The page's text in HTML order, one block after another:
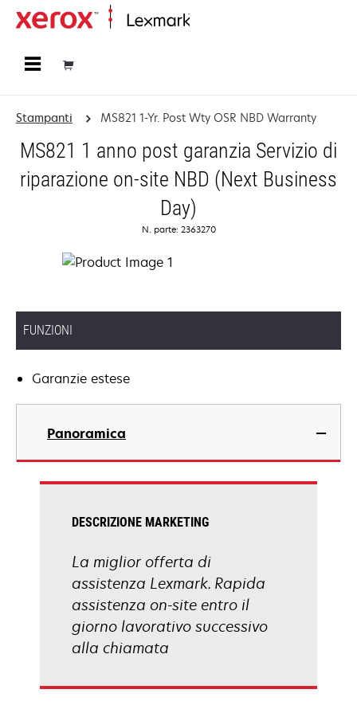
Stampanti MS821 1-Yr. Post Wty OSR NBD Warranty
MS821 1 anno post garanzia Servizio di
riparazione on-site NBD (Next Business
Day)
N. parte: 2363270
FUNZIONI
Garanzie estese
Panoramica
DESCRIZIONE MARKETING
La miglior offerta di
assistenza Lexmark. Rapida
assistenza on-site entro il
giorno lavorativo successivo
alla chiamata